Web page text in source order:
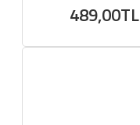
489,00TL